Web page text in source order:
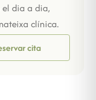
dia a dia,
clínica.
cita